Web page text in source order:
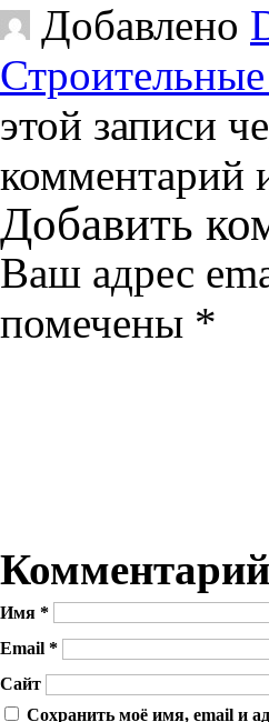
Добавлено
этой записи
комментарий
Добавить
Ваш адрес
помечены *
Комментарий
Имя *
Email *
Сайт
Сохранить моё имя, email и